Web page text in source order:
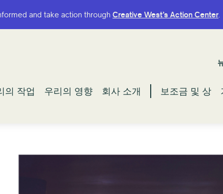
and take action through Creative West’s Action Center.
의 작업 우리의 영향 회사 소개 보조금 및 상
and take action through Creative West’s Action Center.
의 작업 우리의 영향 회사 소개 보조금 및 상